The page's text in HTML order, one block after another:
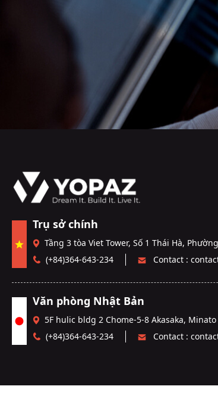
Trụ sở chính
Tầng 3 tòa Viet Tower, Số 1 Thái Hà,
(+84)364-643-234
Contact :
Văn phòng Nhật Bản
5F hulic bldg 2 Chome-5-8 Akasaka, Minato
(+84)364-643-234
Contact :